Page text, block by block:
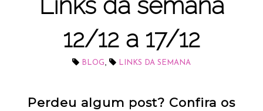
12/12 a 17/12
BLOG LINKS DA SEMANA
Perdeu algum post? Confira os